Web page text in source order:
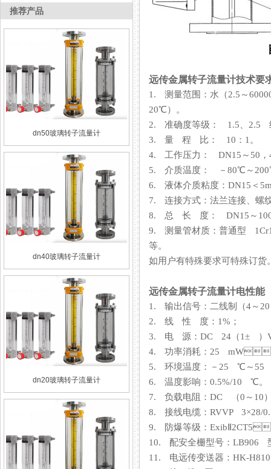
推荐产品
dn50玻璃转子流量计
dn40玻璃转子流量计
dn20玻璃转子流量计
远传金属转子流量计技术要
1. 测量范围：水（2.5～
20℃）。
2. 准确度等级： 1.5、2.5 级
3. 量 程 比： 10：1。
4. 工作压力： DN15～50，
5. 介质温度： －80℃～
6. 液体介质粘度：DN15＜
7. 连接方式：法兰连接
8. 总 长 度： DN15～100
9. 测量管材质：普通
等。
如用户有特殊要求可特殊订货
远传金属转子流量计电性能
1. 输出信号：二线制
2. 线 性 度：1%；
3. 电 源：DC 24（1± ）
4. 功率消耗：25
5. 环境温度：－25 ℃～55
6. 温度影响：0.5%/10 ℃。
7. 负载电阻：DC （0
8. 接线电缆：RVVP
9. 防爆等级：
10. 配安全栅型号：LB906 型
11. 电远传变送器：HK-H810